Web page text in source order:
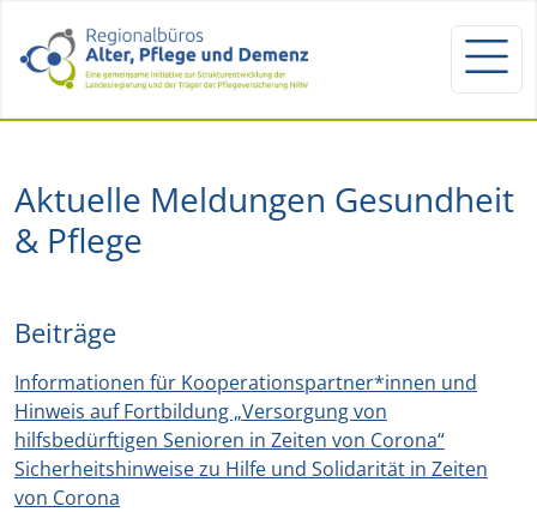
Aktuelle Meldungen Gesundheit
& Pflege
Beiträge
Informationen für Kooperationspartner*innen und
Hinweis auf Fortbildung „Versorgung von
hilfsbedürftigen Senioren in Zeiten von Corona“
Sicherheitshinweise zu Hilfe und Solidarität in Zeiten
von Corona